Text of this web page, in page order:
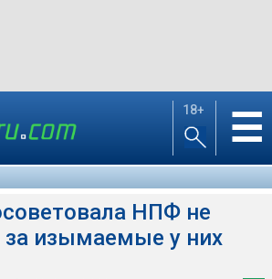
18+ ☰
НПФ не
за изымаемые у них